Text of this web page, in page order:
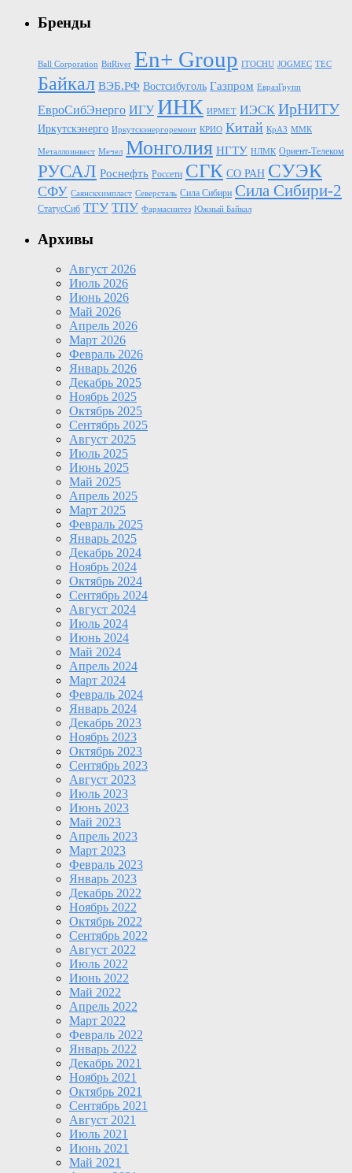
Бренды
Ball Corporation BitRiver En+ Group ITOCHU JOGMEC TEC
Байкал ВЭБ.РФ Востсибуголь Газпром ЕвразГрупп
ЕвроСибЭнерго ИГУ ИНК ИРМЕТ ИЭСК ИрНИТУ
Иркутскэнерго Иркутскэнергоремонт КРИО Китай КрАЗ ММК
Металлоинвест Мечел Монголия НГТУ НЛМК Ориент-Телеком
РУСАЛ Роснефть Россети СГК СО РАН СУЭК
СФУ Саянскхимпласт Северсталь Сила Сибири Сила Сибири-2
СтатусСиб ТГУ ТПУ Фармасинтез Южный Байкал
Архивы
Август 2026
Июль 2026
Июнь 2026
Май 2026
Апрель 2026
Март 2026
Февраль 2026
Январь 2026
Декабрь 2025
Ноябрь 2025
Октябрь 2025
Сентябрь 2025
Август 2025
Июль 2025
Июнь 2025
Май 2025
Апрель 2025
Март 2025
Февраль 2025
Январь 2025
Декабрь 2024
Ноябрь 2024
Октябрь 2024
Сентябрь 2024
Август 2024
Июль 2024
Июнь 2024
Май 2024
Апрель 2024
Март 2024
Февраль 2024
Январь 2024
Декабрь 2023
Ноябрь 2023
Октябрь 2023
Сентябрь 2023
Август 2023
Июль 2023
Июнь 2023
Май 2023
Апрель 2023
Март 2023
Февраль 2023
Январь 2023
Декабрь 2022
Ноябрь 2022
Октябрь 2022
Сентябрь 2022
Август 2022
Июль 2022
Июнь 2022
Май 2022
Апрель 2022
Март 2022
Февраль 2022
Январь 2022
Декабрь 2021
Ноябрь 2021
Октябрь 2021
Сентябрь 2021
Август 2021
Июль 2021
Июнь 2021
Май 2021